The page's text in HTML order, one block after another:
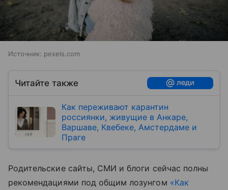
Источник: pexels.com
Читайте также
Как переживают карантин
россиянки, живущие в Анкаре,
Варшаве, Квебеке, Амстердаме и
Праге
Родительские сайты, СМИ и блоги сейчас полны
рекомендациями под общим лозунгом «Как